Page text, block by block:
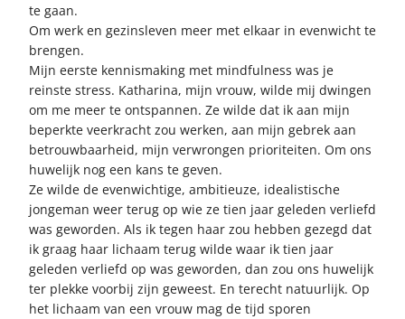
te gaan.
Om werk en gezinsleven meer met elkaar in evenwicht te
brengen.
Mijn eerste kennismaking met mindfulness was je
reinste stress. Katharina, mijn vrouw, wilde mij dwingen
om me meer te ontspannen. Ze wilde dat ik aan mijn
beperkte veerkracht zou werken, aan mijn gebrek aan
betrouwbaarheid, mijn verwrongen prioriteiten. Om ons
huwelijk nog een kans te geven.
Ze wilde de evenwichtige, ambitieuze, idealistische
jongeman weer terug op wie ze tien jaar geleden verliefd
was geworden. Als ik tegen haar zou hebben gezegd dat
ik graag haar lichaam terug wilde waar ik tien jaar
geleden verliefd op was geworden, dan zou ons huwelijk
ter plekke voorbij zijn geweest. En terecht natuurlijk. Op
het lichaam van een vrouw mag de tijd sporen